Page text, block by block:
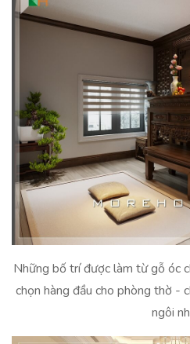
Những bố trí được làm từ gỗ óc
chọn hàng đầu cho phòng thờ -
ngôi